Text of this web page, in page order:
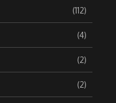
(112)
(4)
(2)
(2)